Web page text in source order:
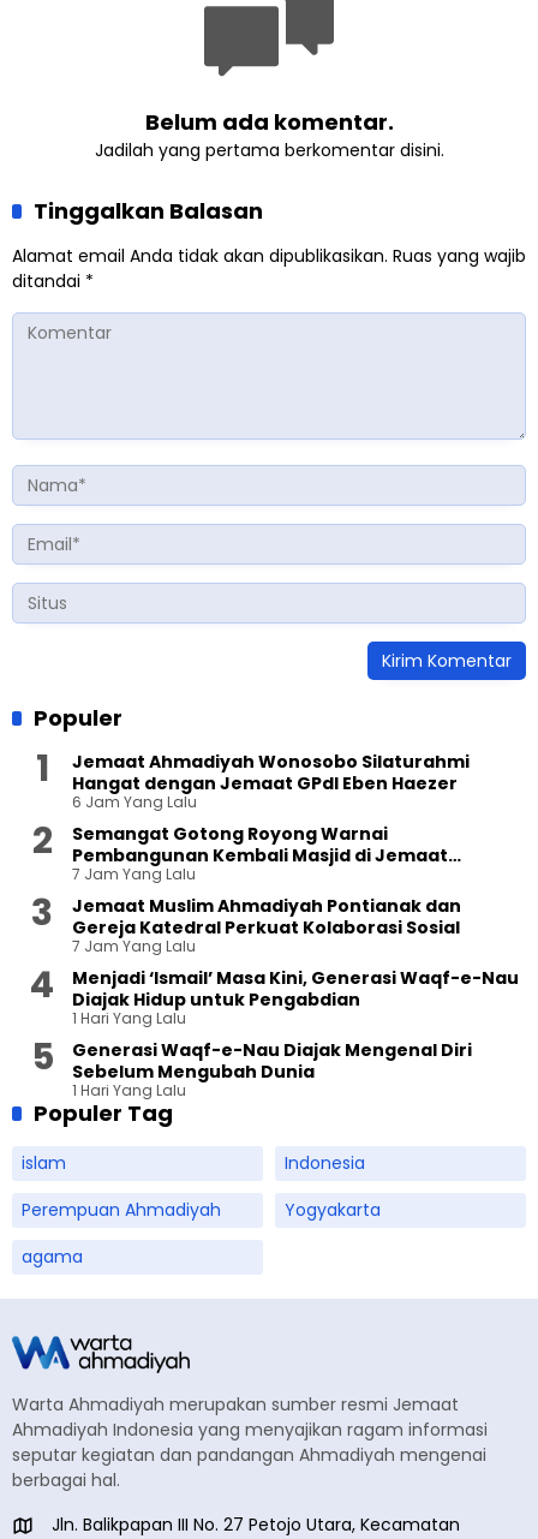
Belum ada komentar.
Jadilah yang pertama berkomentar disini.
Tinggalkan Balasan
Alamat email Anda tidak akan dipublikasikan. Ruas yang wajib
ditandai *
Populer
Jemaat Ahmadiyah Wonosobo Silaturahmi
Hangat dengan Jemaat GPdI Eben Haezer
6 Jam Yang Lalu
Semangat Gotong Royong Warnai
Pembangunan Kembali Masjid di Jemaat
Ahmadiyah Sukapura
7 Jam Yang Lalu
Jemaat Muslim Ahmadiyah Pontianak dan
Gereja Katedral Perkuat Kolaborasi Sosial
7 Jam Yang Lalu
Menjadi ‘Ismail’ Masa Kini, Generasi Waqf-e-Nau
Diajak Hidup untuk Pengabdian
1 Hari Yang Lalu
Generasi Waqf-e-Nau Diajak Mengenal Diri
Sebelum Mengubah Dunia
1 Hari Yang Lalu
Populer Tag
islam
Indonesia
Perempuan Ahmadiyah
Yogyakarta
agama
Warta Ahmadiyah merupakan sumber resmi Jemaat
Ahmadiyah Indonesia yang menyajikan ragam informasi
seputar kegiatan dan pandangan Ahmadiyah mengenai
berbagai hal.
Jln. Balikpapan III No. 27 Petojo Utara, Kecamatan